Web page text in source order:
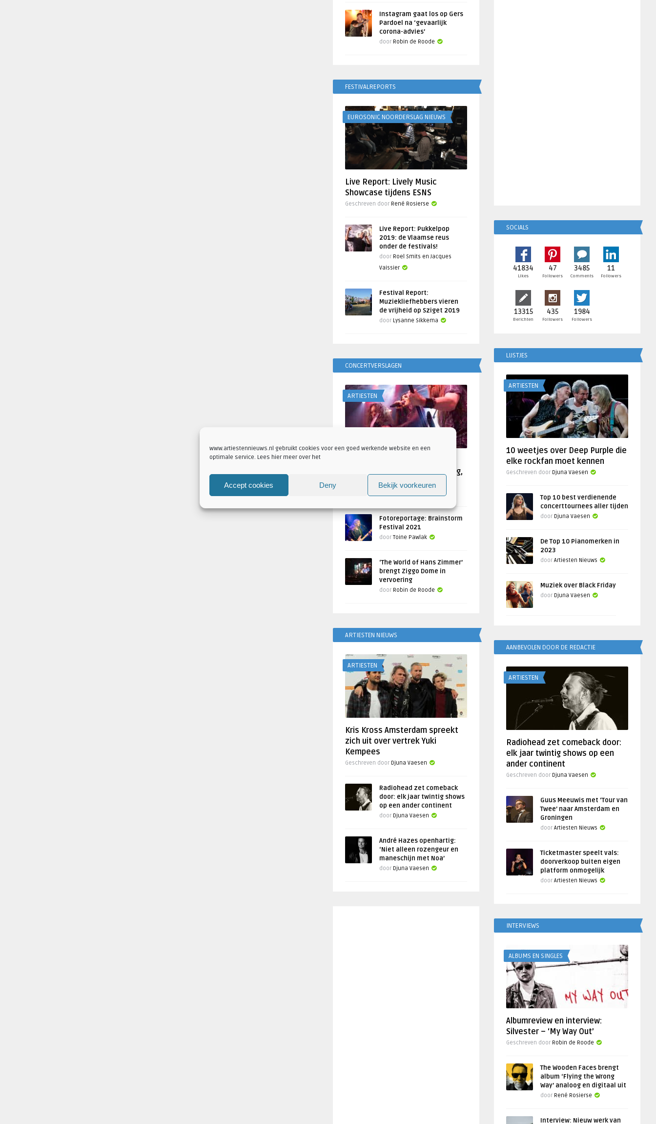
www.artiestennieuws.nl gebruikt cookies voor een goed werkende website en een
optimale service. Lees hier meer over het
Accept cookies Deny Bekijk voorkeuren
Instagram gaat los op Gers
Pardoel na ‘gevaarlijk
corona-advies’
door Robin de Roode
FESTIVALREPORTS
EUROSONIC NOORDERSLAG NIEUWS
Live Report: Lively Music
Showcase tijdens ESNS
Geschreven door René Rosierse
Live Report: Pukkelpop
2019: de Vlaamse reus
onder de festivals!
door Roel Smits en Jacques
Vaissier
Festival Report:
Muziekliefhebbers vieren
de vrijheid op Sziget 2019
door Lysanne Sikkema
CONCERTVERSLAGEN
ARTIESTEN
Atlantis en Xandria in De Helling,
Geschreven door
Fotoreportage: Brainstorm
Festival 2021
door Toine Pawlak
‘The World of Hans Zimmer’
brengt Ziggo Dome in
vervoering
door Robin de Roode
ARTIESTEN NIEUWS
ARTIESTEN
Kris Kross Amsterdam spreekt
zich uit over vertrek Yuki
Kempees
Geschreven door Djuna Vaesen
Radiohead zet comeback
door: elk jaar twintig shows
op een ander continent
door Djuna Vaesen
André Hazes openhartig:
‘Niet alleen rozengeur en
maneschijn met Noa’
door Djuna Vaesen
SOCIALS
41834
Likes
47
Followers
3485
Comments
11
Followers
13315
Berichten
435
Followers
1984
Followers
LIJSTJES
ARTIESTEN
10 weetjes over Deep Purple die
elke rockfan moet kennen
Geschreven door Djuna Vaesen
Top 10 best verdienende
concerttournees aller tijden
door Djuna Vaesen
De Top 10 Pianomerken in
2023
door Artiesten Nieuws
Muziek over Black Friday
door Djuna Vaesen
AANBEVOLEN DOOR DE REDACTIE
ARTIESTEN
Radiohead zet comeback door:
elk jaar twintig shows op een
ander continent
Geschreven door Djuna Vaesen
Guus Meeuwis met ‘Tour van
Twee’ naar Amsterdam en
Groningen
door Artiesten Nieuws
Ticketmaster speelt vals:
doorverkoop buiten eigen
platform onmogelijk
door Artiesten Nieuws
INTERVIEWS
ALBUMS EN SINGLES
Albumreview en interview:
Silvester – ‘My Way Out’
Geschreven door Robin de Roode
The Wooden Faces brengt
album ‘Flying the Wrong
Way’ analoog en digitaal uit
door René Rosierse
Interview: Nieuw werk van